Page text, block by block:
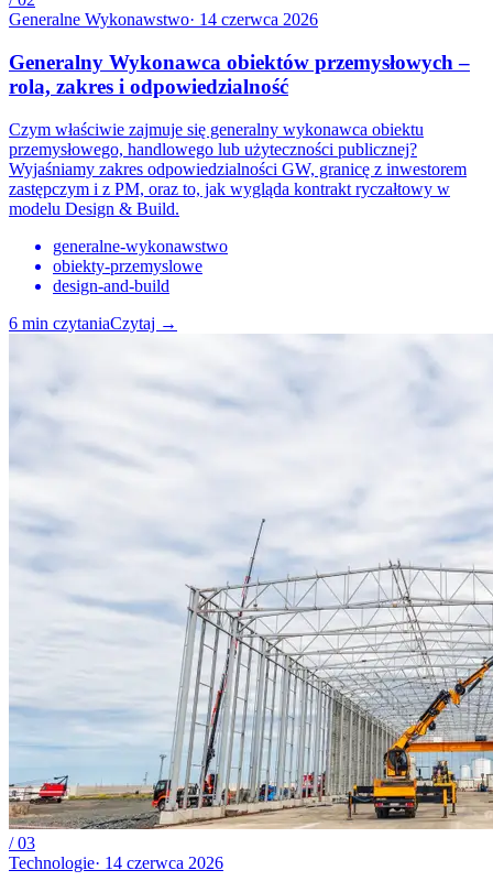
Generalne Wykonawstwo· 14 czerwca 2026
Generalny Wykonawca obiektów przemysłowych –
rola, zakres i odpowiedzialność
Czym właściwie zajmuje się generalny wykonawca obiektu
przemysłowego, handlowego lub użyteczności publicznej?
Wyjaśniamy zakres odpowiedzialności GW, granicę z inwestorem
zastępczym i z PM, oraz to, jak wygląda kontrakt ryczałtowy w
modelu Design & Build.
generalne-wykonawstwo
obiekty-przemyslowe
design-and-build
6 min czytaniaCzytaj →
/03
Technologie· 14 czerwca 2026